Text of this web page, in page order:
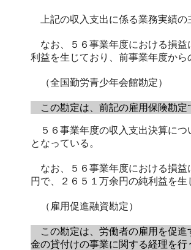
上記の収入支出に係る業務実績の
なお、５６事業年度における損益
利益を生じており、前事業年度か
（全国勤労青少年会館勘定）
この勘定は、前記の雇用保険勘定
５６事業年度の収入支出決算につ
となっている。
なお、５６事業年度における損益
円で、２６５１万余円の純利益を
（雇用促進融資勘定）
この勘定は、労働者の雇用を促進
金の貸付けの事業に関する経理を行